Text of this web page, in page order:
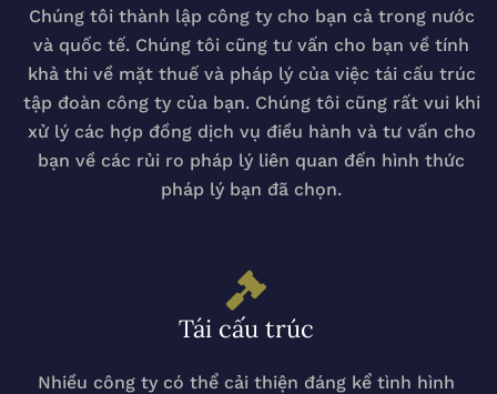
Chúng tôi thành lập công ty cho bạn cả trong nước
và quốc tế. Chúng tôi cũng tư vấn cho bạn về tính
khả thi về mặt thuế và pháp lý của việc tái cấu trúc
tập đoàn công ty của bạn. Chúng tôi cũng rất vui khi
xử lý các hợp đồng dịch vụ điều hành và tư vấn cho
bạn về các rủi ro pháp lý liên quan đến hình thức
pháp lý bạn đã chọn.
Tái cấu trúc
Nhiều công ty có thể cải thiện đáng kể tình hình